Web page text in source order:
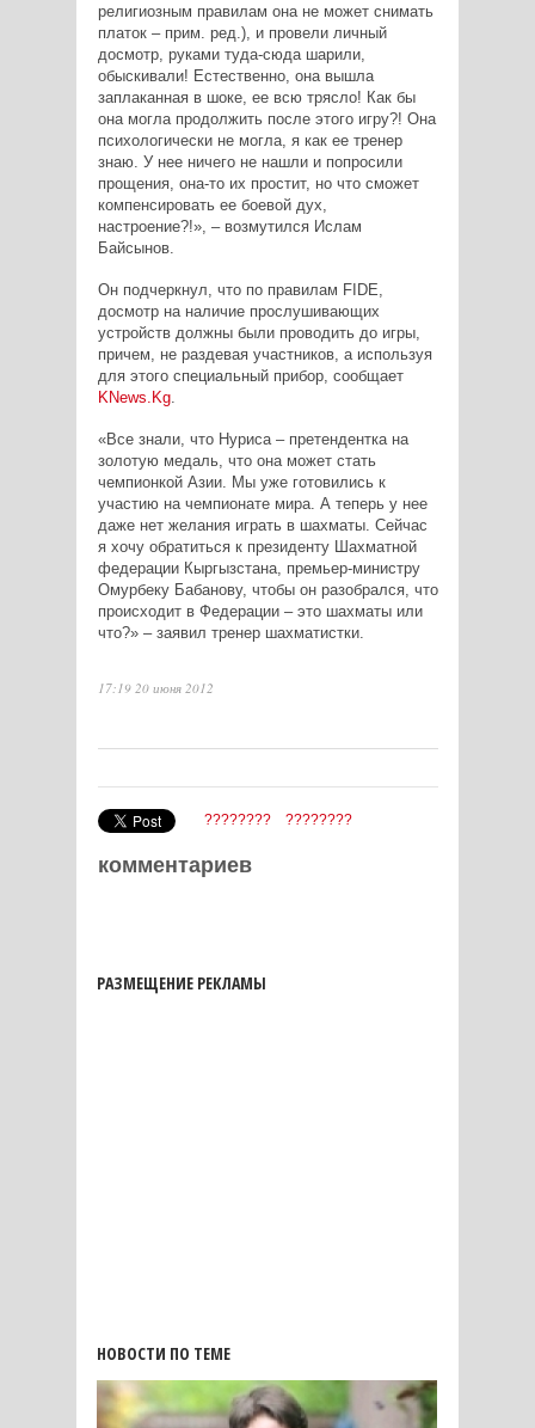
религиозным правилам она не может снимать
платок – прим. ред.), и провели личный
досмотр, руками туда-сюда шарили,
обыскивали! Естественно, она вышла
заплаканная в шоке, ее всю трясло! Как бы
она могла продолжить после этого игру?! Она
психологически не могла, я как ее тренер
знаю. У нее ничего не нашли и попросили
прощения, она-то их простит, но что сможет
компенсировать ее боевой дух,
настроение?!», – возмутился Ислам
Байсынов.
Он подчеркнул, что по правилам FIDE,
досмотр на наличие прослушивающих
устройств должны были проводить до игры,
причем, не раздевая участников, а используя
для этого специальный прибор, сообщает
KNews.Kg.
«Все знали, что Нуриса – претендентка на
золотую медаль, что она может стать
чемпионкой Азии. Мы уже готовились к
участию на чемпионате мира. А теперь у нее
даже нет желания играть в шахматы. Сейчас
я хочу обратиться к президенту Шахматной
федерации Кыргызстана, премьер-министру
Омурбеку Бабанову, чтобы он разобрался, что
происходит в Федерации – это шахматы или
что?» – заявил тренер шахматистки.
17:19 20 июня 2012
???????? ????????
комментариев
РАЗМЕЩЕНИЕ РЕКЛАМЫ
НОВОСТИ ПО ТЕМЕ